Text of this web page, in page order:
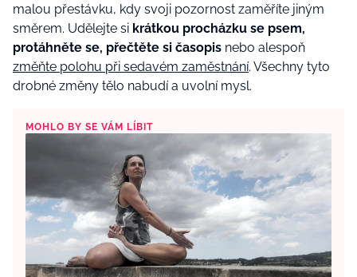
malou přestávku, kdy svoji pozornost zaměříte jiným
směrem. Udělejte si krátkou procházku se psem,
protáhněte se, přečtěte si časopis nebo alespoň
změňte polohu při sedavém zaměstnání. Všechny tyto
drobné změny tělo nabudí a uvolní mysl.
MOHLO BY SE VÁM LÍBIT